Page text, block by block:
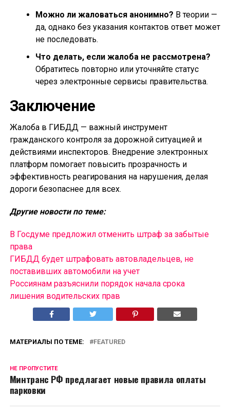
Можно ли жаловаться анонимно? В теории —
да, однако без указания контактов ответ может
не последовать.
Что делать, если жалоба не рассмотрена?
Обратитесь повторно или уточняйте статус
через электронные сервисы правительства.
Заключение
Жалоба в ГИБДД — важный инструмент
гражданского контроля за дорожной ситуацией и
действиями инспекторов. Внедрение электронных
платформ помогает повысить прозрачность и
эффективность реагирования на нарушения, делая
дороги безопаснее для всех.
Другие новости по теме:
В Госдуме предложил отменить штраф за забытые
права
ГИБДД будет штрафовать автовладельцев, не
поставивших автомобили на учет
Россиянам разъяснили порядок начала срока
лишения водительских прав
МАТЕРИАЛЫ ПО ТЕМЕ: FEATURED
НЕ ПРОПУСТИТЕ
Минтранс РФ предлагает новые правила оплаты
парковки